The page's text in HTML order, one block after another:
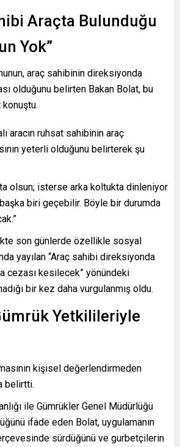
Araçta Bulunduğu
Yok”
araç sahibinin direksiyonda
olduğunu belirten Bakan Bolat, bu
aracın ruhsat sahibinin araç
yeterli olduğunu belirterek şu
olsun; isterse arka koltukta dinleniyor
biri geçebilir. Böyle bir durumda
son günlerde özellikle sosyal
yayılan “Araç sahibi direksiyonda
cezası kesilecek” yönündeki
bir kez daha vurgulanmış oldu.
Yetkilileriyle
kişisel değerlendirmeden
belirtti.
ile Gümrükler Genel Müdürlüğü
ifade eden Bolat, uygulamanın
sürdüğünü ve gurbetçilerin